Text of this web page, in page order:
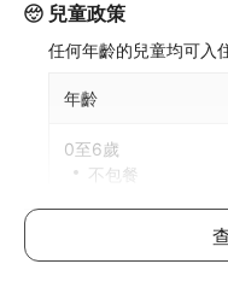
兒童政策
任何年齡的兒童均可入
年齡
0至6歲
不包餐
每間房可允許最多1